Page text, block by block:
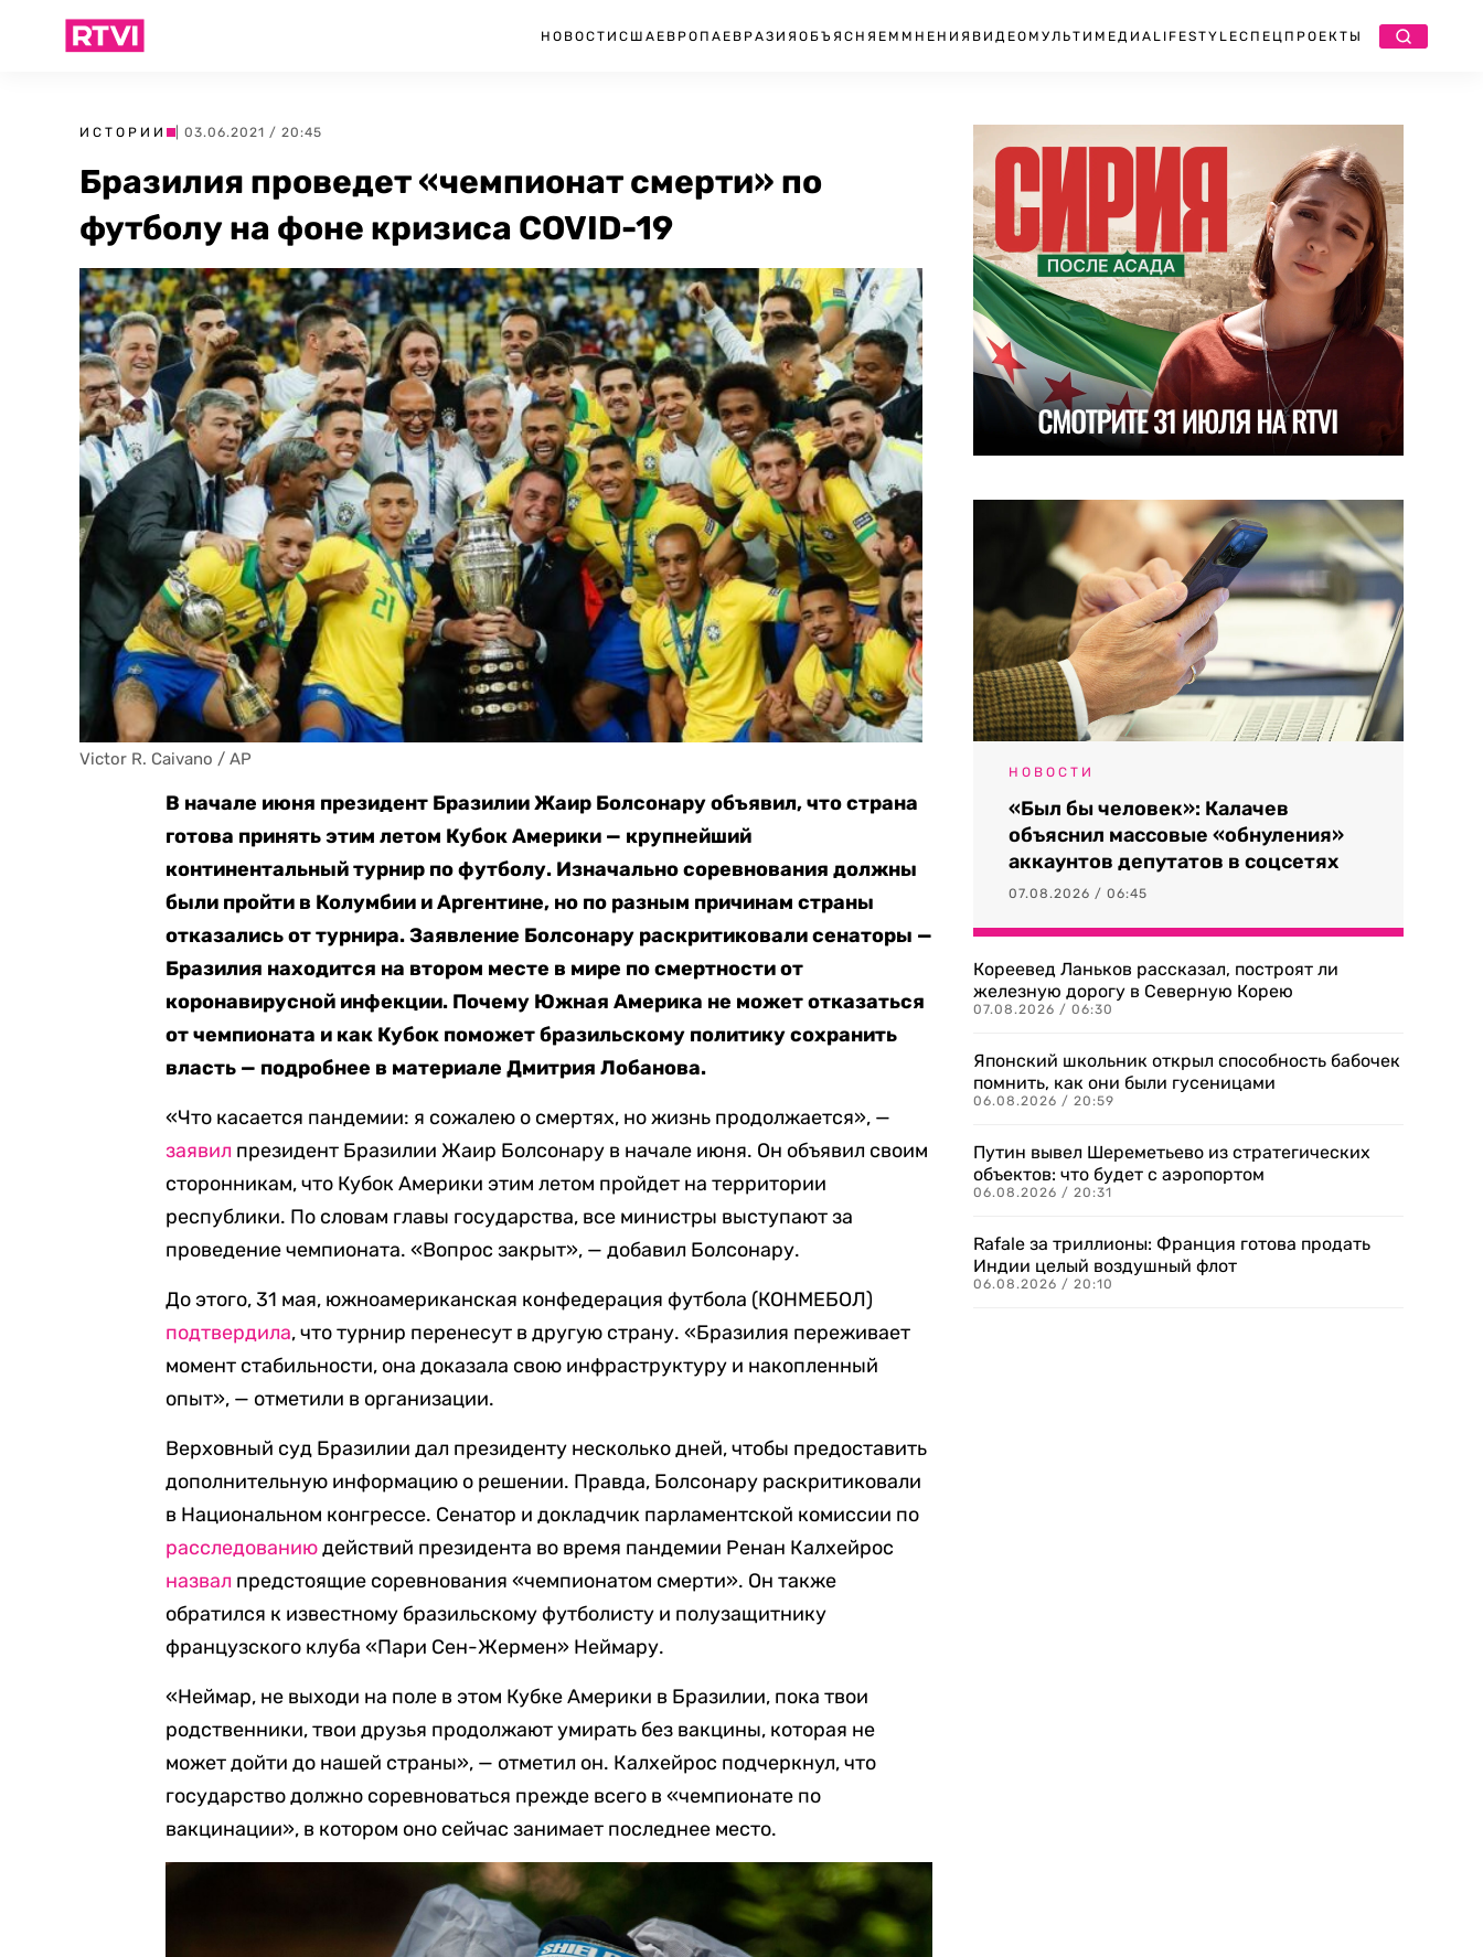
НОВОСТИ США ЕВРОПА ЕВРАЗИЯ ОБЪЯСНЯЕМ МНЕНИЯ ВИДЕО МУЛЬТИМЕДИА LIFESTYLEСПЕЦПРОЕКТЫ
ИСТОРИИ | 03.06.2021 / 20:45
Бразилия проведет «чемпионат смерти» по
футболу на фоне кризиса COVID-19
Victor R. Caivano / AP
В начале июня президент Бразилии Жаир Болсонару объявил, что страна
готова принять этим летом Кубок Америки — крупнейший
континентальный турнир по футболу. Изначально соревнования должны
были пройти в Колумбии и Аргентине, но по разным причинам страны
отказались от турнира. Заявление Болсонару раскритиковали сенаторы —
Бразилия находится на втором месте в мире по смертности от
коронавирусной инфекции. Почему Южная Америка не может отказаться
от чемпионата и как Кубок поможет бразильскому политику сохранить
власть — подробнее в материале Дмитрия Лобанова.
«Что касается пандемии: я сожалею о смертях, но жизнь продолжается», —
заявил президент Бразилии Жаир Болсонару в начале июня. Он объявил своим
сторонникам, что Кубок Америки этим летом пройдет на территории
республики. По словам главы государства, все министры выступают за
проведение чемпионата. «Вопрос закрыт», — добавил Болсонару.
До этого, 31 мая, южноамериканская конфедерация футбола (КОНМЕБОЛ)
подтвердила, что турнир перенесут в другую страну. «Бразилия переживает
момент стабильности, она доказала свою инфраструктуру и накопленный
опыт», — отметили в организации.
Верховный суд Бразилии дал президенту несколько дней, чтобы предоставить
дополнительную информацию о решении. Правда, Болсонару раскритиковали
в Национальном конгрессе. Сенатор и докладчик парламентской комиссии по
расследованиюдействий президента во время пандемии Ренан Калхейрос
назвал предстоящие соревнования «чемпионатом смерти». Он также
обратился к известному бразильскому футболисту и полузащитнику
французского клуба «Пари Сен-Жермен» Неймару.
«Неймар, не выходи на поле в этом Кубке Америки в Бразилии, пока твои
родственники, твои друзья продолжают умирать без вакцины, которая не
может дойти до нашей страны», — отметил он. Калхейрос подчеркнул, что
государство должно соревноваться прежде всего в «чемпионате по
вакцинации», в котором оно сейчас занимает последнее место.
НОВОСТИ
«Был бы человек»: Калачев
объяснил массовые «обнуления»
аккаунтов депутатов в соцсетях
07.08.2026 / 06:45
Кореевед Ланьков рассказал, построят ли
железную дорогу в Северную Корею
07.08.2026 / 06:30
Японский школьник открыл способность бабочек
помнить, как они были гусеницами
06.08.2026 / 20:59
Путин вывел Шереметьево из стратегических
объектов: что будет с аэропортом
06.08.2026 / 20:31
Rafale за триллионы: Франция готова продать
Индии целый воздушный флот
06.08.2026 / 20:10